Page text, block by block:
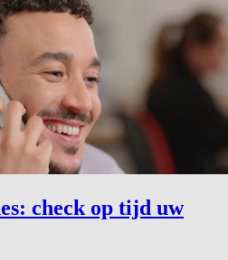
check op tijd uw